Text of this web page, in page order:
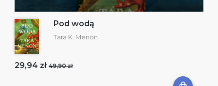
Pod wodą
Tara K. Menon
29,94 zł 49,90 zł